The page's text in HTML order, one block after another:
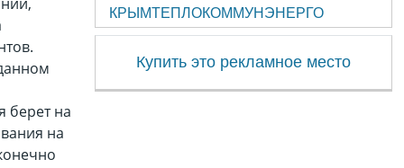
берет на
на
КРЫМТЕПЛОКОММУНЭНЕРГО
Купить это рекламное место